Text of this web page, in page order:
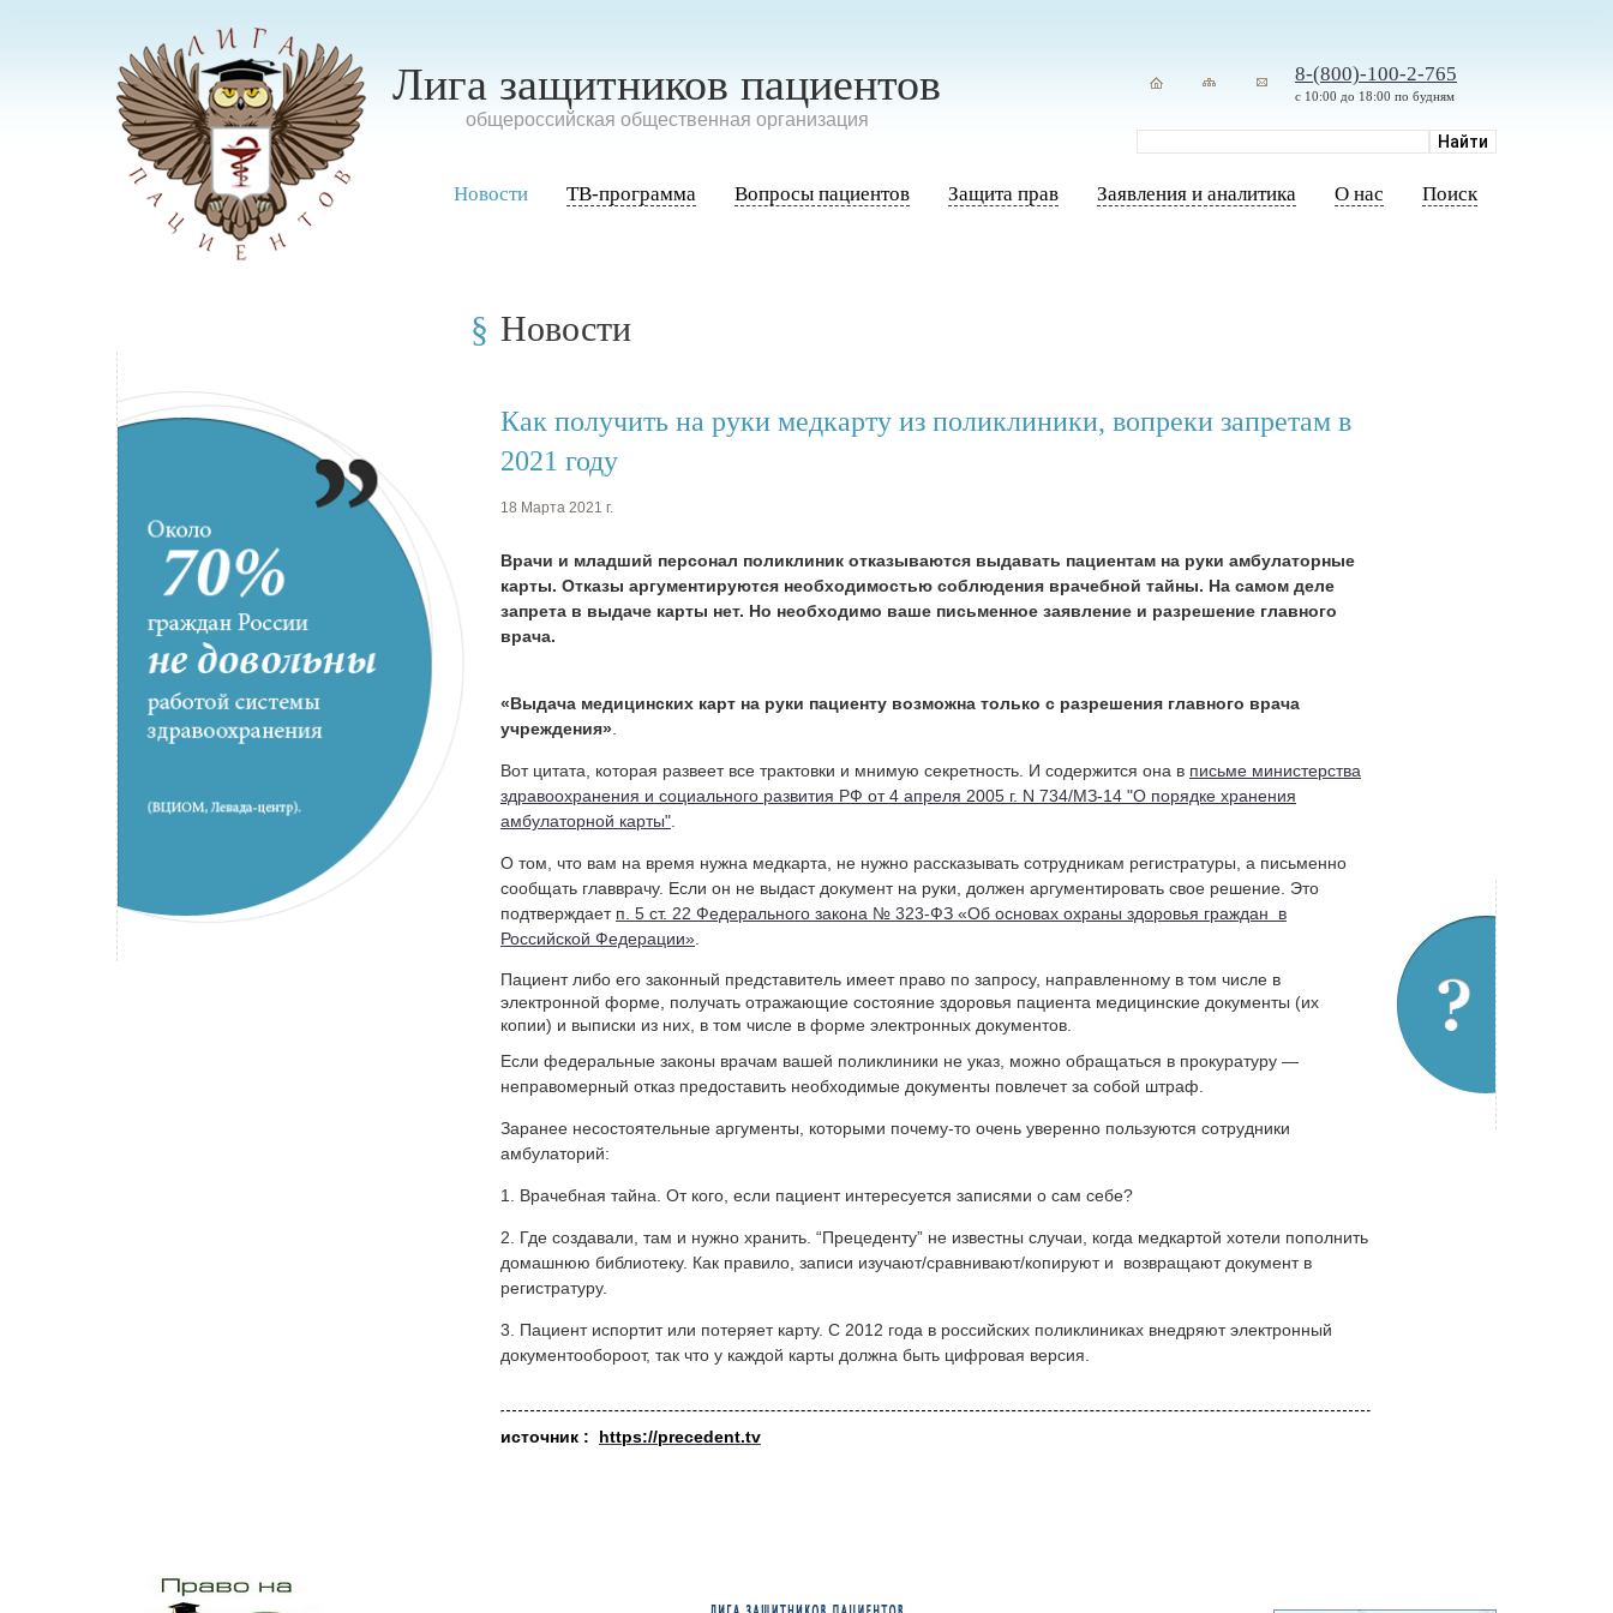
Лига защитников пациентов
oбщероссийская общественная организация
8-(800)-100-2-765
с 10:00 до 18:00 по будням
Новости ТВ-программа Вопросы пациентов Защита прав Заявления и аналитика О нас Поиск
Новости
Как получить на руки медкарту из поликлиники, вопреки запретам в
2021 году
18 Марта 2021 г.
Врачи и младший персонал поликлиник отказываются выдавать пациентам на руки амбулаторные
карты. Отказы аргументируются необходимостью соблюдения врачебной тайны. На самом деле
запрета в выдаче карты нет. Но необходимо ваше письменное заявление и разрешение главного
врача.
«Выдача медицинских карт на руки пациенту возможна только с разрешения главного врача
учреждения».
Вот цитата, которая развеет все трактовки и мнимую секретность. И содержится она в письме министерства
здравоохранения и социального развития РФ от 4 апреля 2005 г. N 734/МЗ-14 "О порядке хранения
амбулаторной карты".
О том, что вам на время нужна медкарта, не нужно рассказывать сотрудникам регистратуры, а письменно
сообщать главврачу. Если он не выдаст документ на руки, должен аргументировать свое решение. Это
подтверждает п. 5 ст. 22 Федерального закона № 323-ФЗ «Об основах охраны здоровья граждан в
Российской Федерации».
Пациент либо его законный представитель имеет право по запросу, направленному в том числе в
электронной форме, получать отражающие состояние здоровья пациента медицинские документы (их
копии) и выписки из них, в том числе в форме электронных документов.
Если федеральные законы врачам вашей поликлиники не указ, можно обращаться в прокуратуру —
неправомерный отказ предоставить необходимые документы повлечет за собой штраф.
Заранее несостоятельные аргументы, которыми почему-то очень уверенно пользуются сотрудники
амбулаторий:
1. Врачебная тайна. От кого, если пациент интересуется записями о сам себе?
2. Где создавали, там и нужно хранить. “Прецеденту” не известны случаи, когда медкартой хотели пополнить
домашнюю библиотеку. Как правило, записи изучают/сравнивают/копируют и возвращают документ в
регистратуру.
3. Пациент испортит или потеряет карту. С 2012 года в российских поликлиниках внедряют электронный
документообороот, так что у каждой карты должна быть цифровая версия.
источник : https://precedent.tv